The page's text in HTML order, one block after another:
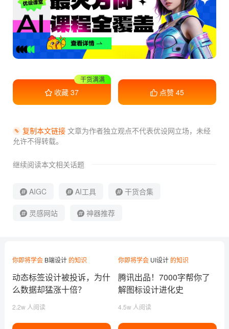
收藏 37
收藏学习
点赞 45
复制本文链接文章为作者独立观点不代表优设网立场， 未经
允许不得转载。
继续阅读本文相关话题
AIGC AI工具 干货合集
灵感网站 神器推荐
你即将学会 B端设计的知识
动态标签设计被投诉，为什
么数据却猛涨十倍？
2.2w 人阅读
你即将学会 UI设计 的知识
腾讯出品！7000字帮你了
解图标设计进化史
4.5w 人阅读